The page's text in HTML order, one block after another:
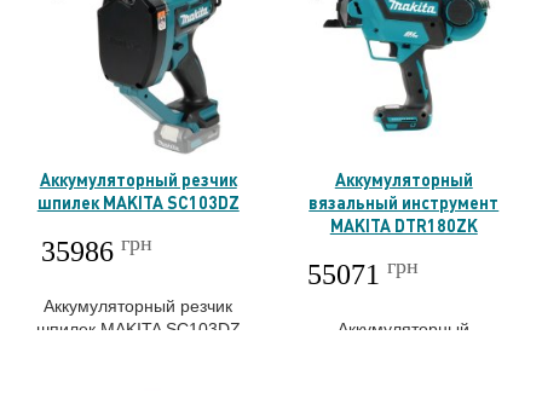
Аккумуляторный резчик
шпилек MAKITA SC103DZ
35986грн
Аккумуляторный резчик
шпилек MAKITA SC103DZ
Аккумуляторный
вязальный инструмент
MAKITA DTR180ZK
55071 грн
Аккумуляторный